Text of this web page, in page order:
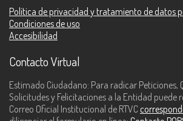
Política de privacidad y tratamiento de datos
Condiciones de uso
Accesibilidad
Contacto Virtual
Estimado Ciudadano: Para radicar Peticiones,
Solicitudes y Felicitaciones a la Entidad puede
Correo Oficial Institucional de RTVC